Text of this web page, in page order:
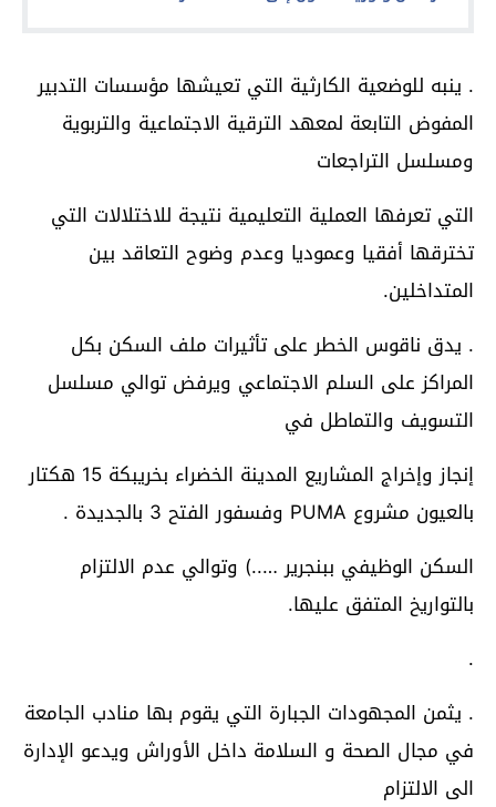
. ينبه للوضعية الكارثية التي تعيشها مؤسسات التدبير
المفوض التابعة لمعهد الترقية الاجتماعية والتربوية
ومسلسل التراجعات
التي تعرفها العملية التعليمية نتيجة للاختلالات التي
تخترقها أفقيا وعموديا وعدم وضوح التعاقد بين
المتداخلين.
. يدق ناقوس الخطر على تأثيرات ملف السكن بكل
المراكز على السلم الاجتماعي ويرفض توالي مسلسل
التسويف والتماطل في
إنجاز وإخراج المشاريع المدينة الخضراء بخريبكة 15 هكتار
بالعيون مشروع PUMA وفسفور الفتح 3 بالجديدة .
السكن الوظيفي ببنجرير …..) وتوالي عدم الالتزام
بالتواريخ المتفق عليها.
.
. يثمن المجهودات الجبارة التي يقوم بها منادب الجامعة
في مجال الصحة و السلامة داخل الأوراش ويدعو الإدارة
الى الالتزام